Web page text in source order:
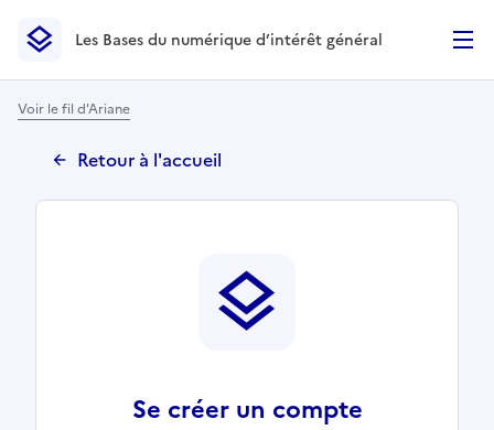
Les Bases du numérique d’intérêt général- Retour à la
Les Bases du numérique d’intérêt général
Voir le fil d'Ariane
Retour à l'accueil
Se créer un compte